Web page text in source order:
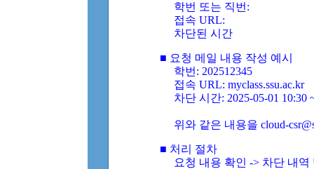
학번 또는 직번:
접속 URL:
차단된 시간
■ 요청 메일 내용 작성 예시
학번: 202512345
접속 URL: myclass.ssu.ac.kr
차단 시간: 2025-05-01 10:30
위와 같은 내용을 cloud-
■ 처리 절차
요청 내용 확인 -> 차단 내